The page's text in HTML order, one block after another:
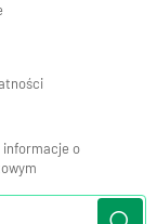
informacje o